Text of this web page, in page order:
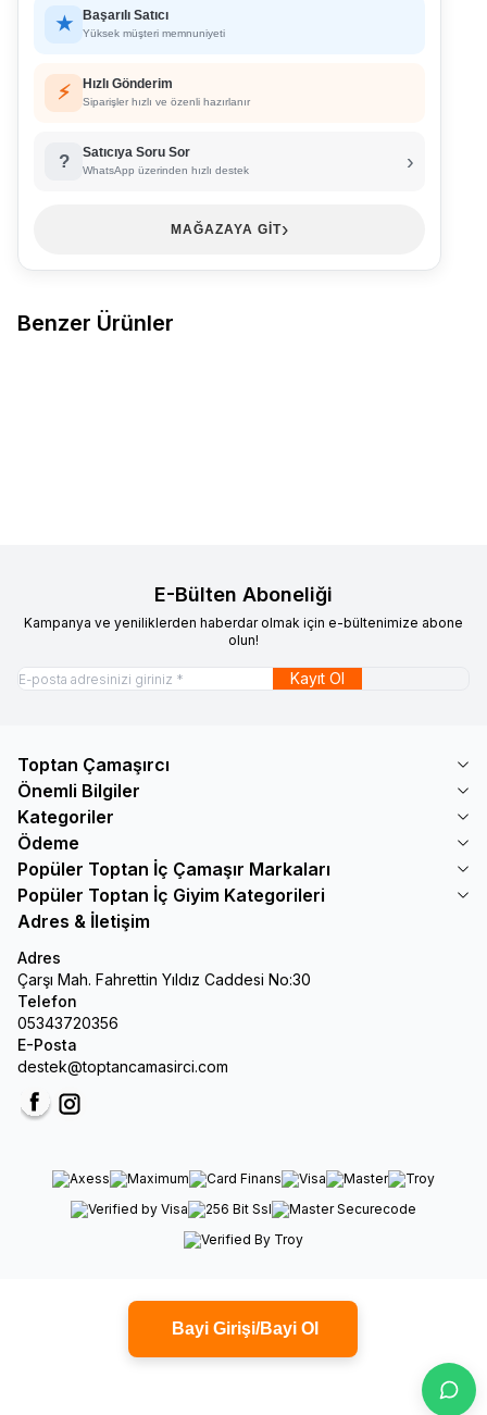
★ Başarılı Satıcı
Yüksek müşteri memnuniyeti
⚡ Hızlı Gönderim
Siparişler hızlı ve özenli hazırlanır
? Satıcıya Soru Sor
WhatsApp üzerinden hızlı destek ›
MAĞAZAYA GİT›
Benzer Ürünler
E-Bülten Aboneliği
Kampanya ve yeniliklerden haberdar olmak için e-bültenimize abone
olun!
Kayıt Ol
Toptan Çamaşırcı
Önemli Bilgiler
Kategoriler
Ödeme
Popüler Toptan İç Çamaşır Markaları
Popüler Toptan İç Giyim Kategorileri
Adres & İletişim
Adres
Çarşı Mah. Fahrettin Yıldız Caddesi No:30
Telefon
05343720356
E-Posta
destek@toptancamasirci.com
FacebookInstagram
Bayi Girişi/Bayi Ol